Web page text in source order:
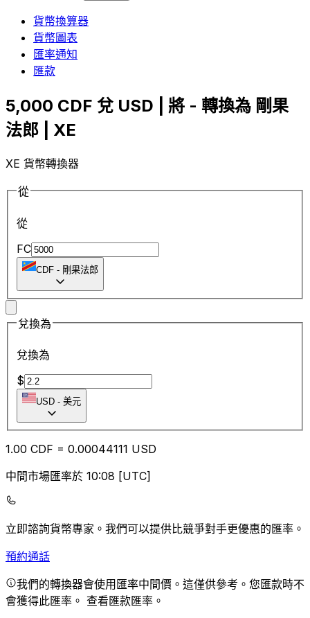
貨幣換算器
貨幣圖表
匯率通知
匯款
5,000 CDF 兌 USD | 將 - 轉換為 剛果
法郎 | XE
XE 貨幣轉換器
從
從
FC
CDF - 剛果法郎
兌換為
兌換為
$
USD - 美元
1.00 CDF = 0.00044111 USD
中間市場匯率於 10:08 [UTC]
立即諮詢貨幣專家。 我們可以提供比競爭對手更優惠的匯率。
預約通話
我們的轉換器會使用匯率中間價。這僅供參考。您匯款時不
會獲得此匯率。 查看匯款匯率。